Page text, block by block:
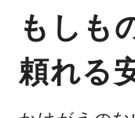
もしも
頼れる